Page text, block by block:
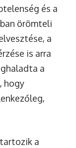
és a
örömteli
a
is arra
a
hogy
a